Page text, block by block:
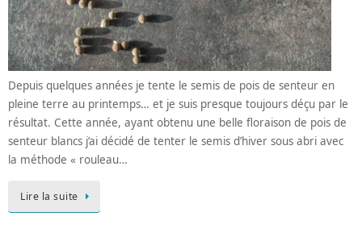
Depuis quelques années je tente le semis de pois de senteur en
pleine terre au printemps… et je suis presque toujours déçu par le
résultat. Cette année, ayant obtenu une belle floraison de pois de
senteur blancs j’ai décidé de tenter le semis d’hiver sous abri avec
la méthode « rouleau…
Lire la suite